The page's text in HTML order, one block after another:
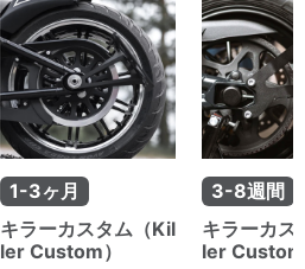
1-3ヶ月
キラーカスタム（Kil
ler Custom）
3-8週間
キラーカス
ler